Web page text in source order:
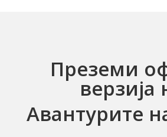
Преземи
верзија
Авантурите